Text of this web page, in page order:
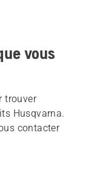
vous
trouver
Husqvarna.
contacter